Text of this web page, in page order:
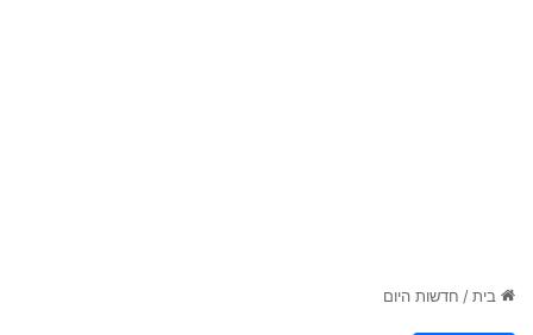
בית/ חדשות היום